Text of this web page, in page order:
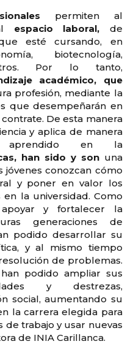
permiten al
espacio laboral, de
esté cursando, en
biotecnología,
Por lo tanto,
académico, que
profesión, mediante la
que desempeñarán en
De esta manera
y aplica de manera
en la
han sido y son una
jóvenes conozcan cómo
y poner en valor los
la universidad. Como
y fortalecer la
generaciones de
podido desarrollar su
y al mismo tiempo
de problemas.
podido ampliar sus
y destrezas,
social, aumentando su
la carrera elegida para
de trabajo y usar nuevas
de INIA Carillanca.